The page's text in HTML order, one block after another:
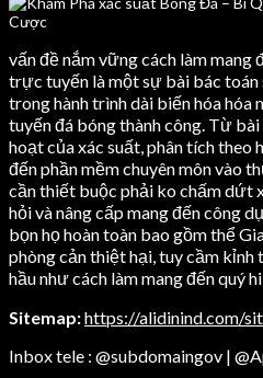
vấn đề nắm vững cách làm mang
trực tuyến là một sự bài bác toán
trong hành trình dài biến hóa
tuyến đá bóng thành công. Từ
hoạt của xác suất, phân tích theo
đến phần mềm chuyên môn vào
cần thiết buộc phải ko chấm dứt
hỏi và nâng cấp mang đến công
bọn họ hoàn toàn bao gồm thể
phòng cản thiệt hại, tuy cầm kỉnh
hầu như cách làm mang đến quý
Sitemap:https://alidinind.com/
Inbox tele : @subdomaingov |